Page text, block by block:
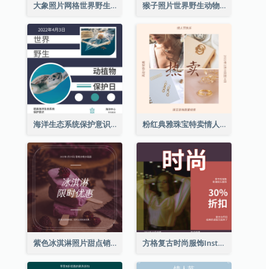
大象照片网格世界野生动物日Instagram帖子 猴子照片世界野生动物日Instagram帖子
海洋生态系统保护意识Instagram帖子 粉红典雅珠宝特卖情人节Instagram帖子
紫色冰淇淋照片甜点销售Instagram帖子 方格复古时尚服饰Instagram帖子